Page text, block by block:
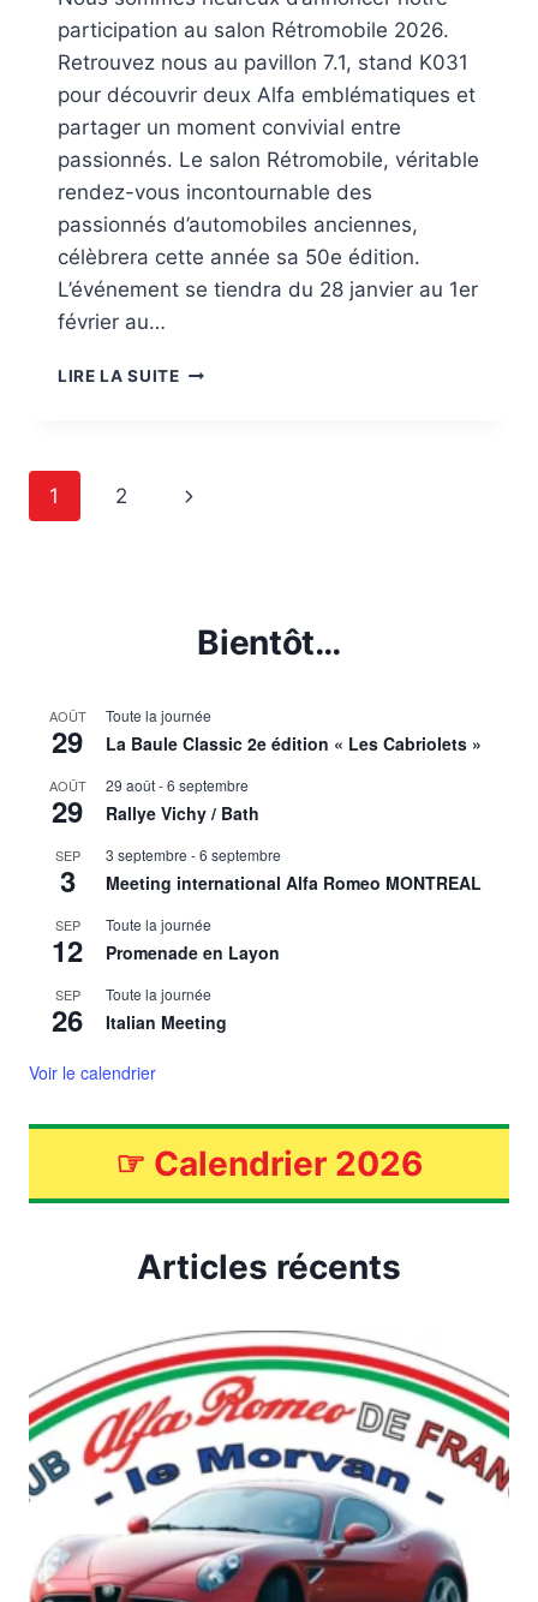
participation au salon Rétromobile 2026.
Retrouvez nous au pavillon 7.1, stand K031
pour découvrir deux Alfa emblématiques et
partager un moment convivial entre
passionnés. Le salon Rétromobile, véritable
rendez-vous incontournable des
passionnés d’automobiles anciennes,
célèbrera cette année sa 50e édition.
L’événement se tiendra du 28 janvier au 1er
février au…
LIRE LA SUITELE
RÉTROMOBILE
Navigation
1 2
Page
Bientôt…
AOÛT
29
Toute la journée
La Baule Classic 2e édition « Les Cabriolets »
AOÛT
29
29 août-6 septembre
Rallye Vichy / Bath
SEP
3
3 septembre -6 septembre
Meeting international Alfa Romeo MONTREAL
SEP
12
Toute la journée
Promenade en Layon
SEP
26
Toute la journée
Italian Meeting
Voir le calendrier
☞ Calendrier 2026
Articles récents